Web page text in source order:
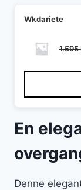
Wkdariete
1.595
En
Denne